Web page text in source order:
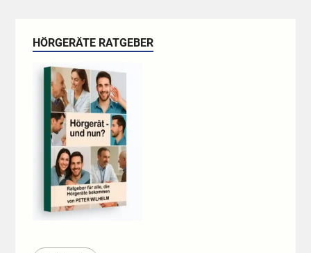
HÖRGERÄTE RATGEBER